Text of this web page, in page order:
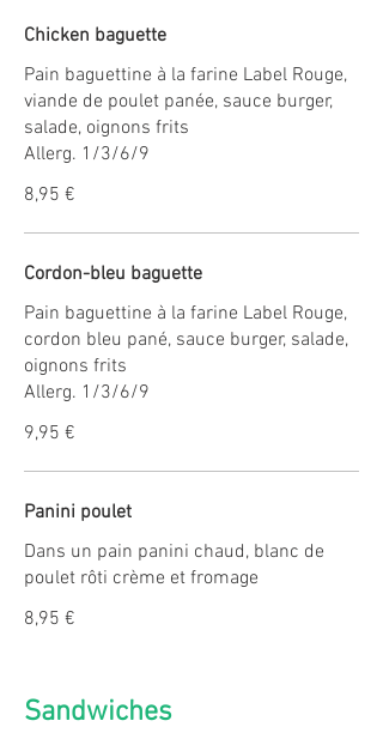
Chicken baguette
Pain baguettine à la farine Label Rouge,
viande de poulet panée, sauce burger,
salade, oignons frits
Allerg. 1/3/6/9
8,95 €
Cordon-bleu baguette
Pain baguettine à la farine Label Rouge,
cordon bleu pané, sauce burger, salade,
oignons frits
Allerg. 1/3/6/9
9,95 €
Panini poulet
Dans un pain panini chaud, blanc de
poulet rôti crème et fromage
8,95 €
Sandwiches